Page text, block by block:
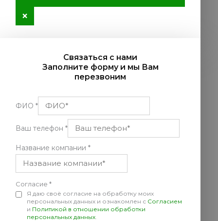
×
Связаться с нами
Заполните форму и мы Вам
перезвоним
ФИО *
Ваш телефон *
Название компании *
Согласие *
Я даю своё согласие на обработку моих
персональных данных и ознакомлен с Согласием
и Политикой в отношении обработки
персональных данных